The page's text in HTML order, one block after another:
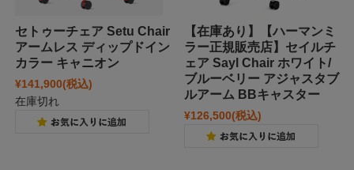
セトゥーチェア Setu Chair
アームレス ディップドイン
カラー キャニオン
¥141,900(税込)
在庫切れ
【在庫あり】【ハーマンミ
ラー正規販売店】セイルチ
ェア Sayl Chair ホワイト/
ブルーベリー アジャスタブ
ルアーム BBキャスター
¥126,500(税込)